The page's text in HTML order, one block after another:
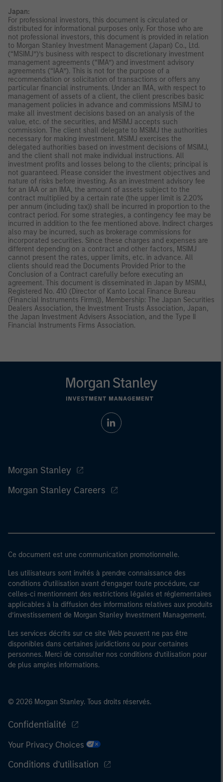
Japan:
For professional investors, this document is circulated or
distributed for informational purposes only. For those who are
not professional investors, this document is provided in relation
to Morgan Stanley Investment Management (Japan) Co., Ltd.
(“MSIMJ”)’s business with respect to discretionary investment
management agreements (“IMA”) and investment advisory
agreements (“IAA”). This is not for the purpose of a
recommendation or solicitation of transactions or offers any
particular financial instruments. Under an IMA, with respect to
management of assets of a client, the client prescribes basic
management policies in advance and commissions MSIMJ to
make all investment decisions based on an analysis of the
value, etc. of the securities, and MSIMJ accepts such
commission. The client shall delegate to MSIMJ the authorities
necessary for making investment. MSIMJ exercises the
delegated authorities based on investment decisions of MSIMJ,
and the client shall not make individual instructions. All
investment profits and losses belong to the clients; principal is
not guaranteed. Please consider the investment objectives and
nature of risks before investing. As an investment advisory fee
for an IAA or an IMA, the amount of assets subject to the
contract multiplied by a certain rate (the upper limit is 2.20%
per annum (including tax)) shall be incurred in proportion to the
contract period. For some strategies, a contingency fee may be
incurred in addition to the fee mentioned above. Indirect charges
also may be incurred, such as brokerage commissions for
incorporated securities. Since these charges and expenses are
different depending on a contract and other factors, MSIMJ
cannot present the rates, upper limits, etc. in advance. All
clients should read the Documents Provided Prior to the
Conclusion of a Contract carefully before executing an
agreement. This document is disseminated in Japan by MSIMJ,
Registered No. 410 (Director of Kanto Local Finance Bureau
(Financial Instruments Firms)), Membership: The Japan Securities
Dealers Association, the Investment Trusts Association, Japan,
the Japan Investment Advisers Association, and the Type II
Financial Instruments Firms Association.
Morgan Stanley
Morgan Stanley Careers
Ce document est une communication promotionnelle.
Les utilisateurs sont invités à prendre connaissance des
conditions d’utilisation avant d’engager toute procédure, car
celles-ci mentionnent des restrictions légales et réglementaires
applicables à la diffusion des informations relatives aux produits
d’investissement de Morgan Stanley Investment Management.
Les services décrits sur ce site Web peuvent ne pas être
disponibles dans certaines juridictions ou pour certaines
personnes. Merci de consulter nos conditions d’utilisation pour
de plus amples informations.
© 2026 Morgan Stanley. Tous droits réservés.
Confidentialité
Your Privacy Choices
Conditions d'utilisation